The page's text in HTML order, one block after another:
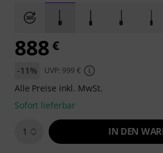
888 €
-11% UVP: 999 €
Alle Preise inkl. MwSt.
Sofort lieferbar
1 IN DEN